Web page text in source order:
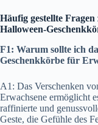
Häufig gestellte
Halloween-
F1: Warum sollte ich
Geschenkkörbe für
A1: Das Verschenken
Erwachsene ermöglicht
raffinierte und
Geste, die Gefühle des